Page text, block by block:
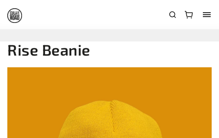
Rise Beanie